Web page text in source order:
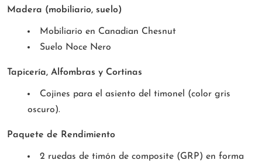
Madera (mobiliario, suelo)
Mobiliario en Canadian Chesnut
Suelo Noce Nero
Tapicería, Alfombras y Cortinas
Cojines para el asiento del timonel (color gris
oscuro).
Paquete de Rendimiento
2 ruedas de timón de composite (GRP) en forma